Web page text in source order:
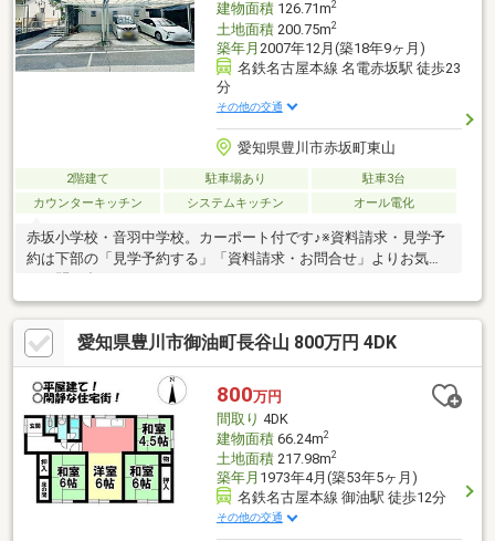
建物面積126.71m2
土地面積200.75m2
築年月 2007年12月(築18年9ヶ月)
名鉄名古屋本線 名電赤坂駅 徒歩23
分
その他の交通
愛知県豊川市赤坂町東山
2階建て 駐車場あり
駐車3台
カウンターキッチン
システムキッチン オール電化
赤坂小学校・音羽中学校。カーポート付です♪※資料請求・見学予
約は下部の「見学予約する」「資料請求・お問合せ」よりお気軽
愛知県豊川市御油町長谷山 800万円 4DK
800万円
間取り 4DK
建物面積66.24m2
土地面積217.98m2
築年月 1973年4月(築53年5ヶ月)
名鉄名古屋本線 御油駅 徒歩12分
その他の交通